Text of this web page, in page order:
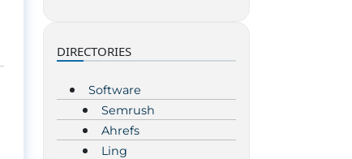
DIRECTORIES
Software
Semrush
Ahrefs
Ling